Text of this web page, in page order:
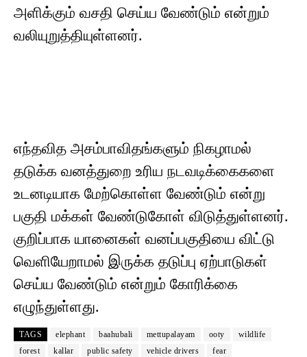
அளிக்கும் வசதி செய்ய வேண்டும் என்றும்
வலியுறுத்தியுள்ளனர்.
எந்தவித அசம்பாவிதங்களும் நிகழாமல்
தடுக்க வனத்துறை உரிய நடவடிக்கைகளை
உடனடியாக மேற்கொள்ள வேண்டும் என்று
பகுதி மக்கள் வேண்டுகோள் விடுத்துள்ளனர்.
குறிப்பாக யானைகள் வனப்பகுதியை விட்டு
வெளியேறாமல் இருக்க தடுப்பு ஏற்பாடுகள்
செய்ய வேண்டும் என்றும் கோரிக்கை
எழுந்துள்ளது.
TAGS elephant baahubali mettupalayam ooty
wildlife
forest
kallar public safety vehicle drivers fear